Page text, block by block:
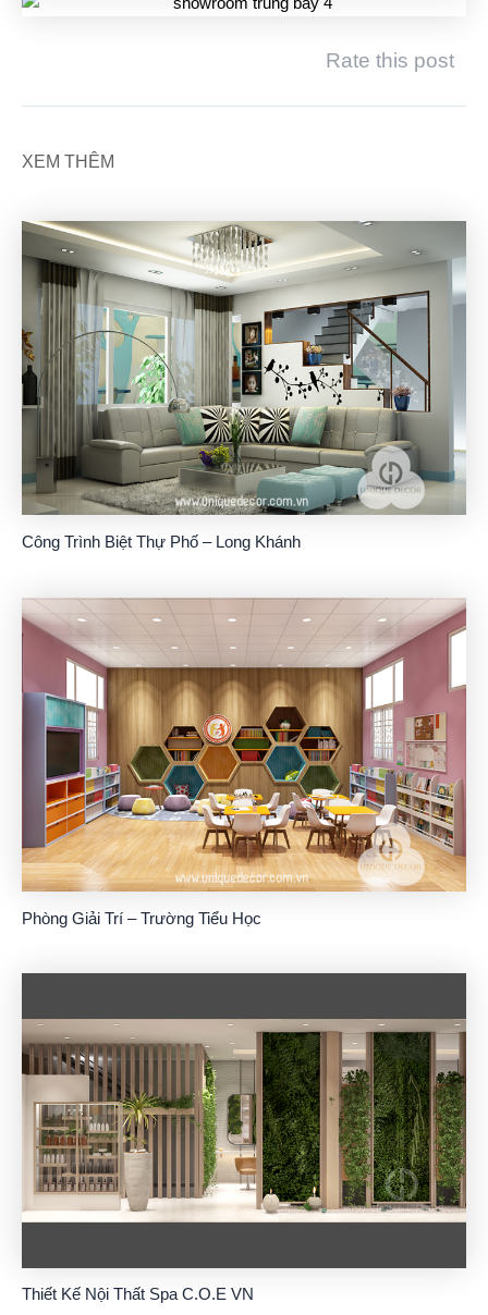
Rate this post
XEM THÊM
Công Trình Biệt Thự Phố – Long Khánh
Phòng Giải Trí – Trường Tiểu Học
Thiết Kế Nội Thất Spa C.O.E VN